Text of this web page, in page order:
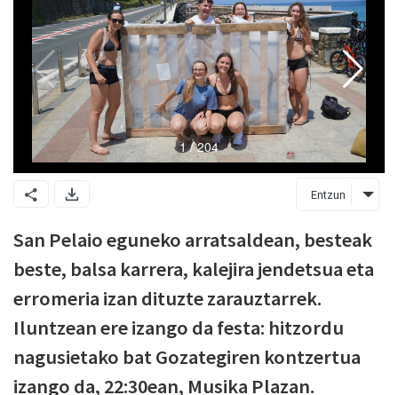
Entzun
San Pelaio eguneko arratsaldean, besteak
beste, balsa karrera, kalejira jendetsua eta
erromeria izan dituzte zarauztarrek.
Iluntzean ere izango da festa: hitzordu
nagusietako bat Gozategiren kontzertua
izango da, 22:30ean, Musika Plazan.